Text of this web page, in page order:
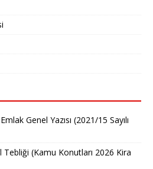
Genel Yazısı (2021/15 Sayılı
Tebliği (Kamu Konutları 2026 Kira